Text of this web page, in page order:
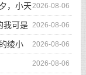
主在街上闲逛，
与女儿...
2026-08-06
，小天
2026-08-06
我可是
的我居然只是个
2026-08-06
绫小
2026-08-06